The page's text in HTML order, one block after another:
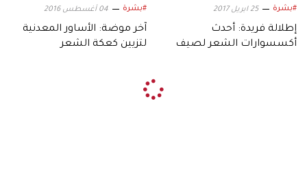
#بشرة 25 ابريل 2017
إطلالة فريدة: أحدث
أكسسوارات الشعر لصيف
#بشرة 04 أغسطس 2016
آخر موضة: الأساور المعدنية
لتزيين كعكة الشعر